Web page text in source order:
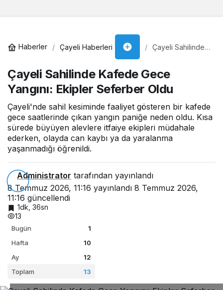
Haberler Çayeli Haberleri
Çayeli Sahilinde
Seferber Oldu
Çayeli Sahilinde Kafede Gece
Yangını: Ekipler Seferber Oldu
Çayeli'nde sahil kesiminde faaliyet gösteren bir kafede
gece saatlerinde çıkan yangın paniğe neden oldu. Kısa
sürede büyüyen alevlere itfaiye ekipleri müdahale
ederken, olayda can kaybı ya da yaralanma
yaşanmadığı öğrenildi.
Administrator tarafından yayınlandı
8 Temmuz 2026, 11:16 yayınlandı 8 Temmuz 2026,
11:16 güncellendi
1dk, 36sn
13
Bugün
1
Hafta
10
Ay
12
Toplam
13